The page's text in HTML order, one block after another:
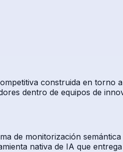
construida en
dentro de equipos de
de monitorización
nativa de IA que